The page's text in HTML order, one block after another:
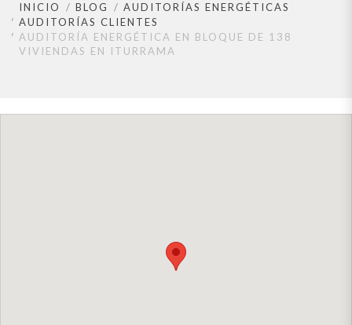
INICIO BLOG
AUDITORÍAS ENERGÉTICAS
AUDITORÍAS CLIENTES
AUDITORÍA ENERGÉTICA EN BLOQUE DE 138
VIVIENDAS EN ITURRAMA